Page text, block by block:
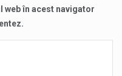
web în acest navigator